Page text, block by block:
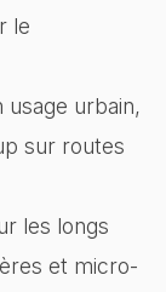
le
usage urbain,
sur routes
les longs
et micro-